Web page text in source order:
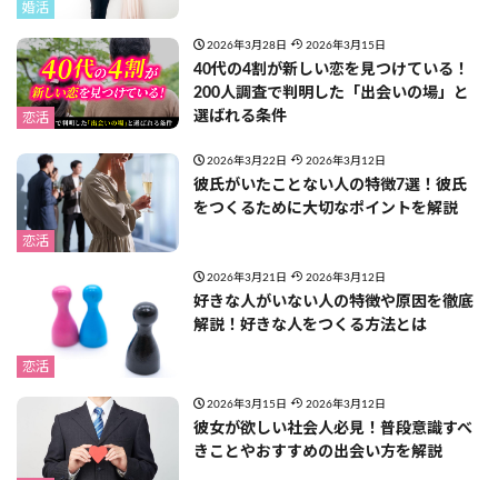
婚活
恋活
2026年3月28日 2026年3月15日
40代の4割が新しい恋を見つけている！
200人調査で判明した「出会いの場」と
選ばれる条件
恋活
2026年3月22日 2026年3月12日
彼氏がいたことない人の特徴7選！彼氏
をつくるために大切なポイントを解説
恋活
2026年3月21日 2026年3月12日
好きな人がいない人の特徴や原因を徹底
解説！好きな人をつくる方法とは
2026年3月15日 2026年3月12日
彼女が欲しい社会人必見！普段意識すべ
きことやおすすめの出会い方を解説